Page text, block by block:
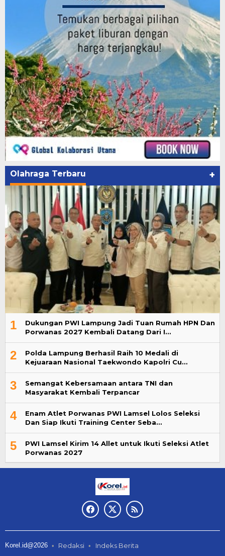
Olahraga Terbaru +
1
Dukungan PWI Lampung Jadi Tuan Rumah HPN Dan
Porwanas 2027 Kembali Datang Dari I…
2
Polda Lampung Berhasil Raih 10 Medali di
Kejuaraan Nasional Taekwondo Kapolri Cu…
3
Semangat Kebersamaan antara TNI dan
Masyarakat Kembali Terpancar
4
Enam Atlet Porwanas PWI Lamsel Lolos Seleksi
Dan Siap Ikuti Training Center Seba…
5
PWI Lamsel Kirim 14 Allet untuk Ikuti Seleksi Atlet
Porwanas 2027
Korel.id@2026 Redaksi Indeks Berita